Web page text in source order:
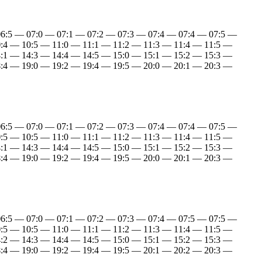
— 07:0 — 07:1 — 07:2 — 07:3 — 07:4 — 07:4 — 07:5 —
— 10:5 — 11:0 — 11:1 — 11:2 — 11:3 — 11:4 — 11:5 —
— 14:3 — 14:4 — 14:5 — 15:0 — 15:1 — 15:2 — 15:3 —
— 19:0 — 19:2 — 19:4 — 19:5 — 20:0 — 20:1 — 20:3 —
— 07:0 — 07:1 — 07:2 — 07:3 — 07:4 — 07:4 — 07:5 —
— 10:5 — 11:0 — 11:1 — 11:2 — 11:3 — 11:4 — 11:5 —
— 14:3 — 14:4 — 14:5 — 15:0 — 15:1 — 15:2 — 15:3 —
— 19:0 — 19:2 — 19:4 — 19:5 — 20:0 — 20:1 — 20:3 —
— 07:0 — 07:1 — 07:2 — 07:3 — 07:4 — 07:5 — 07:5 —
— 10:5 — 11:0 — 11:1 — 11:2 — 11:3 — 11:4 — 11:5 —
— 14:3 — 14:4 — 14:5 — 15:0 — 15:1 — 15:2 — 15:3 —
— 19:0 — 19:2 — 19:4 — 19:5 — 20:1 — 20:2 — 20:3 —